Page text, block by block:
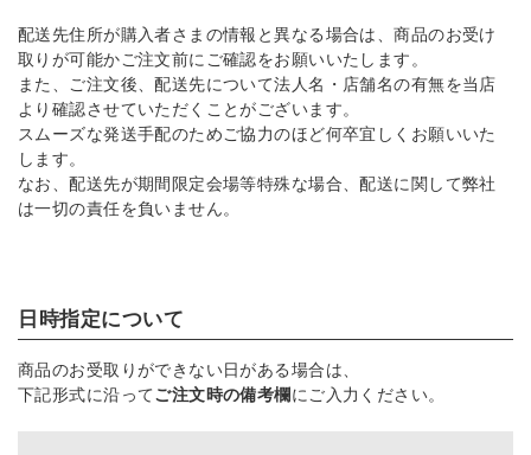
配送先住所が購入者さまの情報と異なる場合は、商品のお受け
取りが可能かご注文前にご確認をお願いいたします。
また、ご注文後、配送先について法人名・店舗名の有無を当店
より確認させていただくことがございます。
スムーズな発送手配のためご協力のほど何卒宜しくお願いいた
します。
なお、配送先が期間限定会場等特殊な場合、配送に関して弊社
は一切の責任を負いません。
日時指定について
商品のお受取りができない日がある場合は、
下記形式に沿ってご注文時の備考欄にご入力ください。